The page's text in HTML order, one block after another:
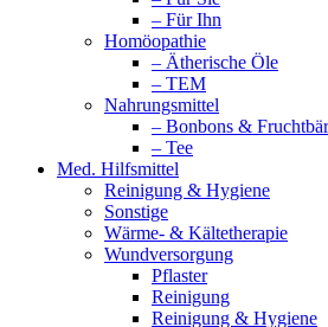
– Für Ihn
Homöopathie
– Ätherische Öle
– TEM
Nahrungsmittel
– Bonbons &
– Tee
Med. Hilfsmittel
Reinigung & Hygiene
Sonstige
Wärme- & Kältetherapie
Wundversorgung
Pflaster
Reinigung
Reinigung & Hygiene